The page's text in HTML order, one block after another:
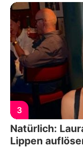
3
Natürlich:
Lippen